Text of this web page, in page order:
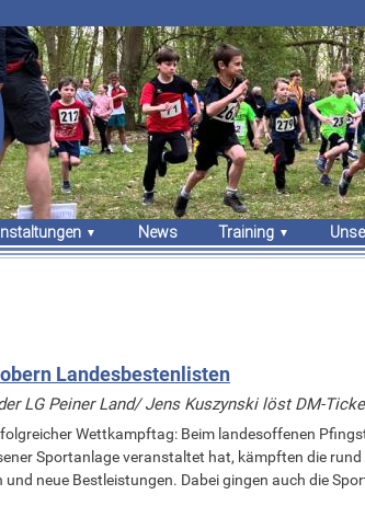
& Ergebnisse
News
Training
Trainingszeiten
Landesbestenlisten
LG Peiner Land/ Jens Kuszynski löst DM-
Wettkampftag: Beim landesoffenen
Sportanlage veranstaltet hat, kämpften die
neue Bestleistungen. Dabei gingen auch die